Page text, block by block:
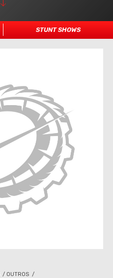
STUNT SHOWS
/ OUTROS /